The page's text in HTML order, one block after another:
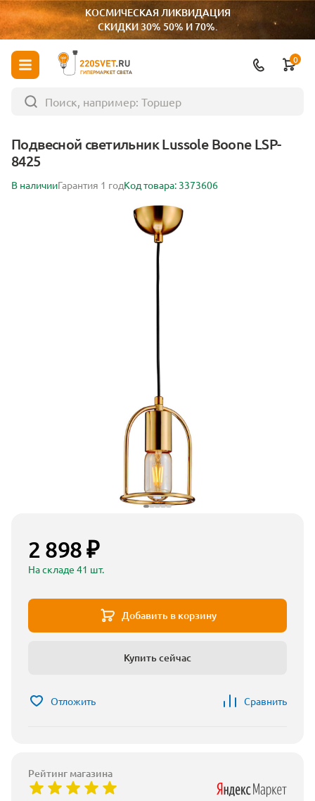
КОСМИЧЕСКАЯ ЛИКВИДАЦИЯ
СКИДКИ 30% 50% И 70%.
ГИПЕРМАРКЕТ СВЕТА
0
Подвесной светильник Lussole Boone LSP-
8425
В наличииГарантия 1 годКод товара: 3373606
2 898 ₽
На складе 41 шт.
Добавить в корзину
Купить сейчас
Отложить Сравнить
Рейтинг магазина